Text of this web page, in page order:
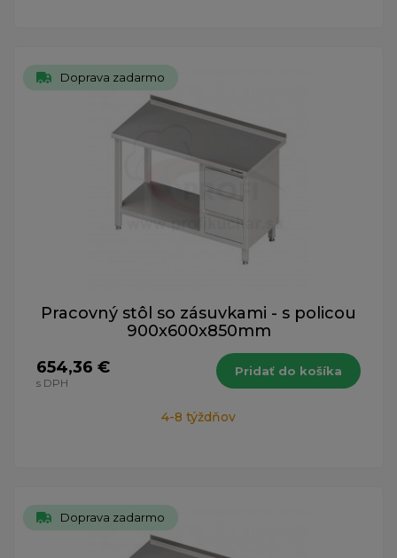
Doprava zadarmo
Pracovný stôl so zásuvkami - s policou
900x600x850mm
654,36 €
s DPH
Pridať do košíka
4-8 týždňov
Doprava zadarmo